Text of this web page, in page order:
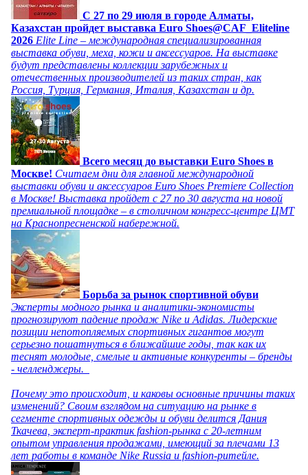
C 27 по 29 июля в городе Алматы,
Казахстан пройдет выставка Euro Shoes@CAF_Eliteline
2026 Elite Line – международная специализированная
выставка обуви, меха, кожи и аксессуаров. На выставке
будут представлены коллекции зарубежных и
отечественных производителей из таких стран, как
Россия, Турция, Германия, Италия, Казахстан и др.
Всего месяц до выставки Euro Shoes в
Москве! Считаем дни для главной международной
выставки обуви и аксессуаров Euro Shoes Premiere Collection
в Москве! Выставка пройдет с 27 по 30 августа на новой
премиальной площадке – в столичном конгресс-центре ЦМТ
на Краснопресненской набережной.
Борьба за рынок спортивной обуви
Эксперты модного рынка и аналитики-экономисты
прогнозируют падение продаж Nike и Adidas. Лидерские
позиции непотопляемых спортивных гигантов могут
серьезно пошатнуться в ближайшие годы, так как их
теснят молодые, смелые и активные конкуренты – бренды
- челленджеры.
Почему это происходит, и каковы основные причины таких
изменений? Своим взглядом на ситуацию на рынке в
сегменте спортивных одежды и обуви делится Дания
Ткачева, эксперт-практик fashion-рынка с 20-летним
опытом управления продажами, имеющий за плечами 13
лет работы в команде Nike Russia и fashion-ритейле.